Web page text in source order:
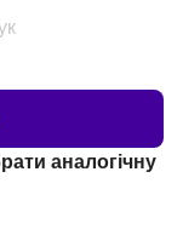
аналогічну